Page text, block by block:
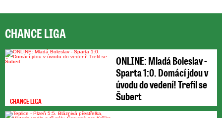
CHANCE LIGA
CHANCE LIGA
ONLINE: Mladá Boleslav -
Sparta 1:0. Domácí jdou v
úvodu do vedení! Trefil se
Šubert